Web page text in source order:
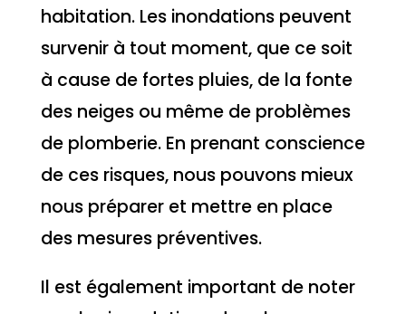
habitation. Les inondations peuvent
survenir à tout moment, que ce soit
à cause de fortes pluies, de la fonte
des neiges ou même de problèmes
de plomberie. En prenant conscience
de ces risques, nous pouvons mieux
nous préparer et mettre en place
des mesures préventives.
Il est également important de noter